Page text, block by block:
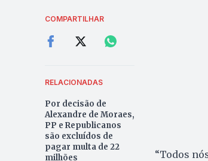
COMPARTILHAR
RELACIONADAS
Por decisão de
Alexandre de Moraes,
PP e Republicanos
são excluídos de
pagar multa de 22
milhões
“Todos